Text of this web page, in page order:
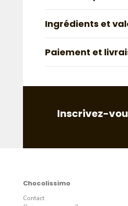
Ingrédients et
Paiement et
Inscrivez-
Chocolissimo
Contact